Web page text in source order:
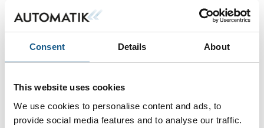
Consent Details About
This website uses cookies
We use cookies to personalise content and ads, to
provide social media features and to analyse our traffic.
Sikkerhedsmodul Vital
Trapped Key